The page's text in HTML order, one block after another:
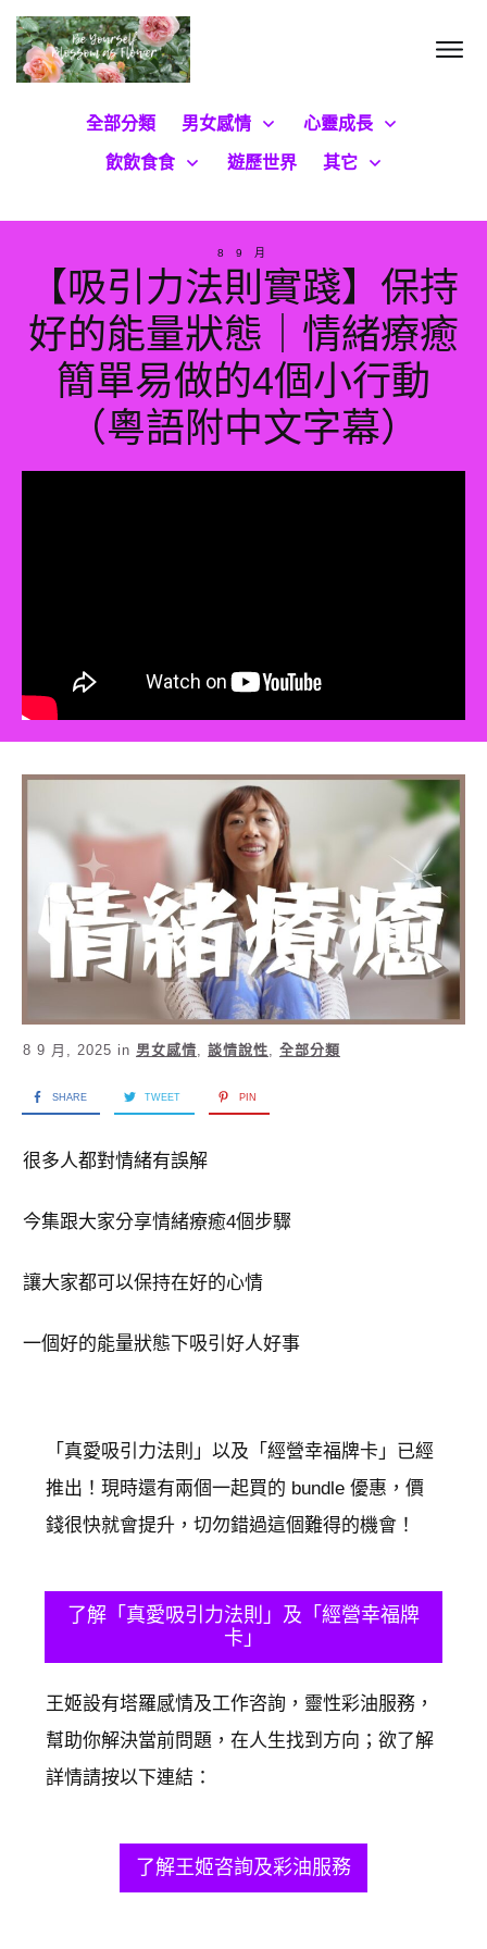
全部分類 男女感情 心靈成長
飲飲食食 遊歷世界 其它
8 9 月
【吸引力法則實踐】保持
好的能量狀態｜情緒療癒
簡單易做的4個小行動
（粵語附中文字幕）
8 9 月, 2025 in 男女感情 談情說性 全部分類
SHARE TWEET PIN
很多人都對情緒有誤解
今集跟大家分享情緒療癒4個步驟
讓大家都可以保持在好的心情
一個好的能量狀態下吸引好人好事
​「真愛吸引力法則」以及「經營幸福牌卡」已經
推出！現時還有兩個一起買的 bundle 優惠，價
錢很快就會提升，切勿錯過這個難得的機會！
​了解「真愛吸引力法則」及「經營幸福牌
卡」
​王姬設有塔羅感情及工作咨詢，靈性彩油服務，
幫助你解決當前問題，在人生找到方向；欲了解
詳情請按以下連結：
了解王姬咨詢及彩油服務